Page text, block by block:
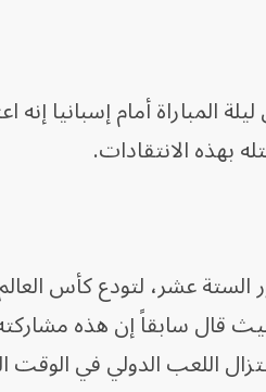
المباراة أمام إسبانيا إنه
إسبانيا في دور الستة عشر، لتودع
قال سابقاً إن هذه
اللعب الدولي في الوقت